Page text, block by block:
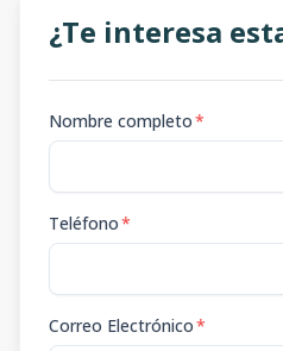
¿Te interesa
Nombre completo*
Teléfono*
Correo Electrónico*